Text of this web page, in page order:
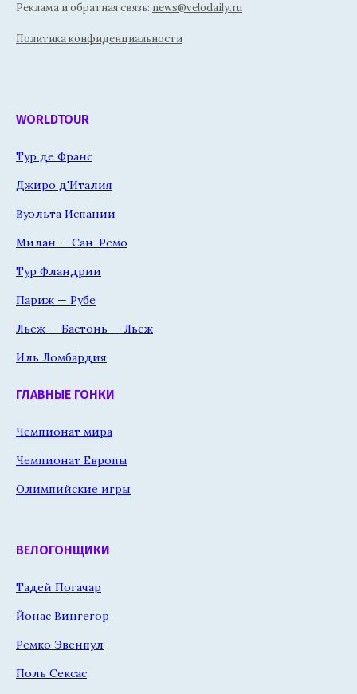
Реклама и обратная связь: news@velodaily.ru
Политика конфиденциальности
WORLDTOUR
Тур де Франс
Джиро д'Италия
Вуэльта Испании
Милан — Сан-Ремо
Тур Фландрии
Париж — Рубе
Льеж — Бастонь — Льеж
Иль Ломбардия
ГЛАВНЫЕ ГОНКИ
Чемпионат мира
Чемпионат Европы
Олимпийские игры
ВЕЛОГОНЩИКИ
Тадей Погачар
Йонас Вингегор
Ремко Эвенпул
Поль Сексас